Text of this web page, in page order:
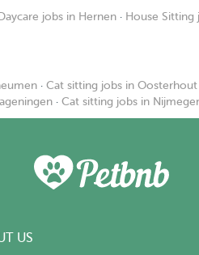
jobs in Hernen · House Sitting
· Cat sitting jobs in Oosterhout
· Cat sitting jobs in
US